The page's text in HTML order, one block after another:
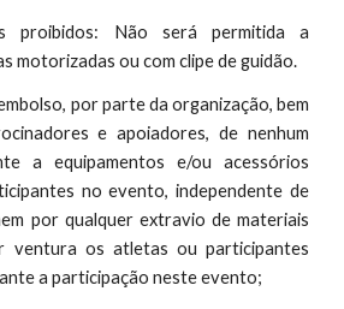
proibidos: Não será permitida a
motorizadas ou com clipe de guidão.
por parte da organização, bem
e apoiadores, de nenhum
a equipamentos e/ou acessórios
no evento, independente de
por qualquer extravio de materiais
ventura os atletas ou participantes
a participação neste evento;